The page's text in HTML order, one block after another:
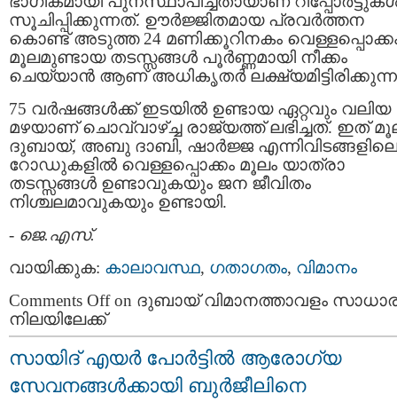
സൂചിപ്പിക്കുന്നത്. ഊർജ്ജിതമായ പ്രവർത്തന
കൊണ്ട് അടുത്ത 24 മണിക്കൂറിനകം
മൂലമുണ്ടായ തടസ്സങ്ങൾ പൂർണ്ണമായി നീക്കം
ചെയ്യാൻ ആണ് അധികൃതർ
75 വർഷങ്ങൾക്ക് ഇടയിൽ ഉണ്ടായ ഏറ്റവും വലിയ
മഴയാണ് ചൊവ്വാഴ്ച്ച രാജ്യത്ത് ലഭിച്ചത്. ഇത്
ദുബായ്, അബു ദാബി, ഷാർജ്ജ എന്നിവിടങ്ങളിലെ
റോഡുകളിൽ വെള്ളപ്പൊക്കം മൂലം യാത്രാ
തടസ്സങ്ങൾ ഉണ്ടാവുകയും ജന ജീവിതം
നിശ്ചലമാവുകയും ഉണ്ടായി.
- ജെ.എസ്.
വായിക്കുക: കാലാവസ്ഥ, ഗതാഗതം, വിമാനം
Comments Offon ദുബായ് വിമാനത്താവളം
നിലയിലേക്ക്
സായിദ് എയർ പോർട്ടിൽ ആരോഗ്യ
സേവനങ്ങൾക്കായി ബുർജീലിനെ